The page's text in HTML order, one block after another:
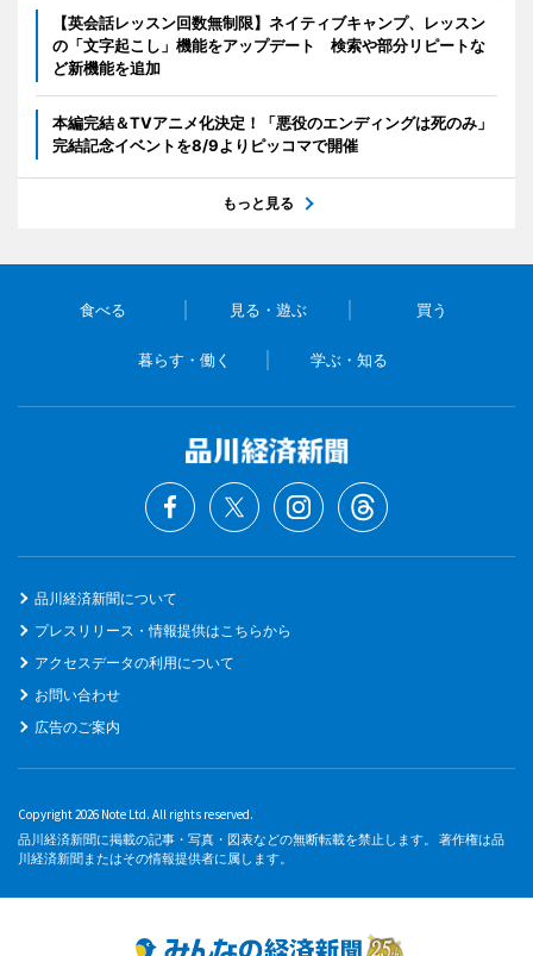
【英会話レッスン回数無制限】ネイティブキャンプ、レッスン
の「文字起こし」機能をアップデート 検索や部分リピートな
ど新機能を追加
本編完結＆TVアニメ化決定！「悪役のエンディングは死のみ」
完結記念イベントを8/9よりピッコマで開催
もっと見る
食べる 見る・遊ぶ 買う
暮らす・働く 学ぶ・知る
品川経済新聞について
プレスリリース・情報提供はこちらから
アクセスデータの利用について
お問い合わせ
広告のご案内
Copyright 2026 Note Ltd. All rights reserved.
品川経済新聞に掲載の記事・写真・図表などの無断転載を禁止します。 著作権は品
川経済新聞またはその情報提供者に属します。